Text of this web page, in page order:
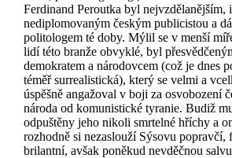
Ferdinand Peroutka byl nejvzdělanějším,
nediplomovaným českým publicistou a
politologem té doby. Mýlil se v menší
lidí této branže obvyklé, byl
demokratem a národovcem (což je dnes
téměř surrealistická), který se velmi a
úspěšně angažoval v boji za osvobození
národa od komunistické tyranie. Budiž
odpuštěny jeho nikoli smrtelné hříchy a
rozhodně si nezaslouží Sýsovu popravčí,
brilantní, avšak poněkud nevděčnou